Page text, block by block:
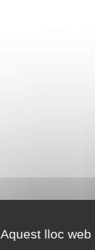
Aquest lloc